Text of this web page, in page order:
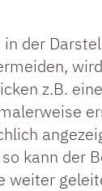
der
z.B.
kann der
weiter